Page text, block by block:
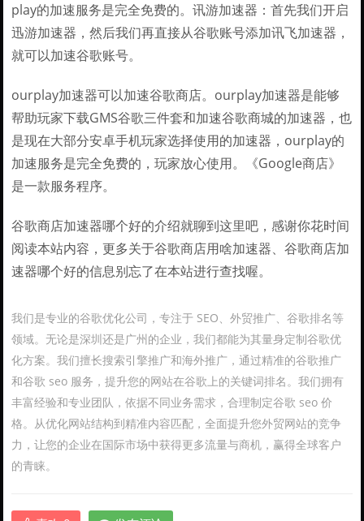
play的加速服务是完全免费的。讯游加速器：首先我们开启
迅游加速器，然后我们再直接从谷歌账号添加讯飞加速器，
就可以加速谷歌账号。
ourplay加速器可以加速谷歌商店。ourplay加速器是能够
帮助玩家下载GMS谷歌三件套和加速谷歌商城的加速器，也
是现在大部分安卓手机玩家选择使用的加速器，ourplay的
加速服务是完全免费的，玩家放心使用。《Google商店》
是一款服务程序。
谷歌商店加速器哪个好的介绍就聊到这里吧，感谢你花时间
阅读本站内容，更多关于谷歌商店用啥加速器、谷歌商店加
速器哪个好的信息别忘了在本站进行查找喔。
我们是专业的谷歌优化公司，专注于 SEO、外贸推广、谷歌排名等
领域。无论是深圳还是广州的企业，我们都能为其量身定制谷歌优
化方案。我们擅长搜索引擎推广和海外推广，通过精准的谷歌推广
和谷歌 seo 服务，提升您的网站在谷歌上的关键词排名。我们拥有
丰富经验和专业团队，依据不同业务需求，合理制定谷歌 seo 价
格。从优化网站结构到精准内容匹配，全面提升您外贸网站的竞争
力，让您的企业在国际市场中获得更多流量与商机，赢得全球客户
的青睐。